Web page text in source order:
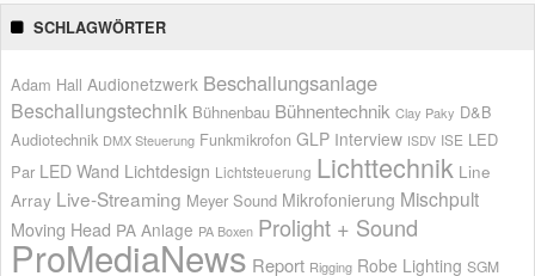
SCHLAGWÖRTER
Adam Hall Audionetzwerk Beschallungsanlage
Beschallungstechnik Bühnenbau Bühnentechnik Clay Paky D&B
Audiotechnik DMX Steuerung Funkmikrofon GLP Interview ISDV ISE LED
Par LED Wand Lichtdesign Lichtsteuerung Lichttechnik Line
Array Live-Streaming Meyer Sound Mikrofonierung Mischpult
Moving Head PA Anlage PA Boxen Prolight + Sound
ProMediaNews Report Rigging Robe Lighting SGM